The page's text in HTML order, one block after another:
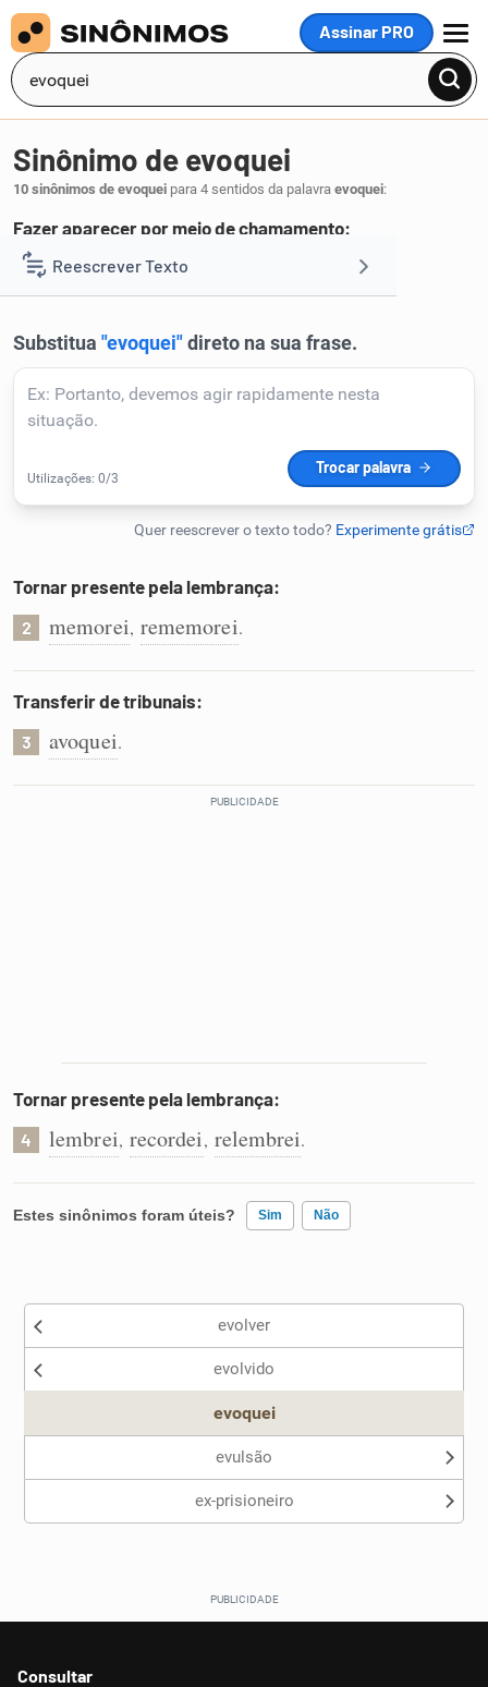
Assinar PRO
MENU
Reescrever Texto
Corrigir Texto
Humanizador de IA
Cata-letras
Conexões
Caça-palavras
Sinônimo de evoquei
10 sinônimos de evoquei para 4 sentidos da palavra evoquei:
Fazer aparecer por meio de chamamento:
1 invoquei,chamei convoquei
Tornar presente pela lembrança:
2 memorei, rememorei.
Transferir de tribunais:
3 avoquei.
Tornar presente pela lembrança:
4 lembrei, recordei, relembrei.
Estes sinônimos foram úteis? Sim Não
Nenhum dos sinônimos apresentados me ajudou
evolver
evolvido
evoquei
evulsão
ex-prisioneiro
Consultar